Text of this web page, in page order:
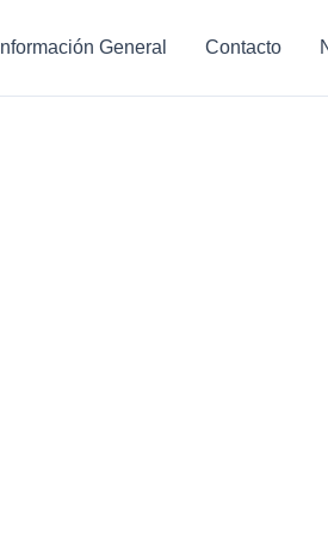
Información General Contacto